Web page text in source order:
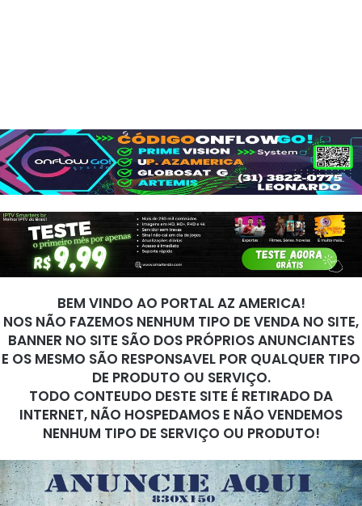
BEM VINDO AO PORTAL AZ AMERICA!
NOS NÃO FAZEMOS NENHUM TIPO DE VENDA NO SITE,
BANNER NO SITE SÃO DOS PRÓPRIOS ANUNCIANTES
E OS MESMO SÃO RESPONSAVEL POR QUALQUER TIPO
DE PRODUTO OU SERVIÇO.
TODO CONTEUDO DESTE SITE É RETIRADO DA
INTERNET, NÃO HOSPEDAMOS E NÃO VENDEMOS
NENHUM TIPO DE SERVIÇO OU PRODUTO!